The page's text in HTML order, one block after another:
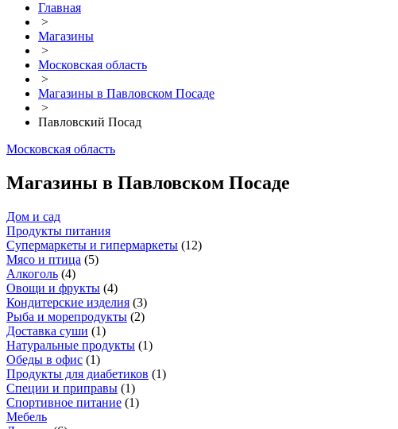
Главная
>
Магазины
>
Московская область
>
Магазины в Павловском Посаде
>
Павловский Посад
Московская область
Магазины в Павловском Посаде
Дом и сад
Продукты питания
Супермаркеты и гипермаркеты (12)
Мясо и птица (5)
Алкоголь (4)
Овощи и фрукты (4)
Кондитерские изделия (3)
Рыба и морепродукты (2)
Доставка суши (1)
Натуральные продукты (1)
Обеды в офис (1)
Продукты для диабетиков (1)
Специи и приправы (1)
Спортивное питание (1)
Мебель